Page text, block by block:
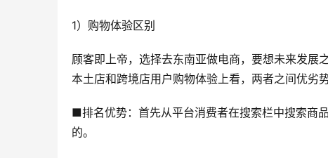
1）购物体验区别
顾客即上帝，选择去东南亚做电商，要想未来发
本土店和跨境店用户购物体验上看，两者之间优劣势
■排名优势：首先从平台消费者在搜索栏中搜索商
的。